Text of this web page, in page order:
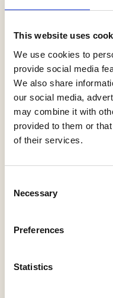
This website uses
We use cookies to
provide social media
We also share
our social media,
may combine it with
provided to them or
of their services.
Selection
Necessary
Preferences
Statistics
4
5
6
7